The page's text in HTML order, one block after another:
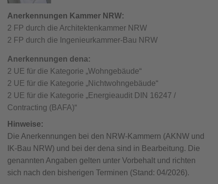
Anerkennungen Kammer NRW:
2 FP durch die Architektenkammer NRW
2 FP durch die Ingenieurkammer-Bau NRW
Anerkennungen dena:
2 UE für die Kategorie „Wohngebäude“
2 UE für die Kategorie „Nichtwohngebäude“
2 UE für die Kategorie „Energieaudit DIN 16247 /
Contracting (BAFA)“
Hinweise:
Die Anerkennungen bei den NRW-Kammern (AKNW und
IK-Bau NRW) und bei der dena sind in Bearbeitung. Die
genannten Angaben gelten unter Vorbehalt und richten
sich nach den bisherigen Terminen (Stand: 04/2026).